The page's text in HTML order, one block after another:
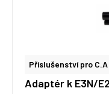
Příslušenství pro C.A
Adaptér k E3N/